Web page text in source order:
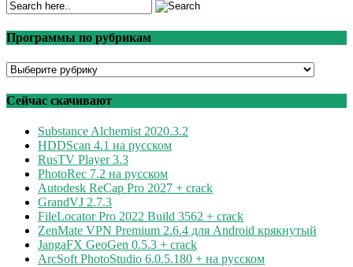
Программы по рубрикам
Программы
рубрикам
Сейчас скачивают
Substance Alchemist 2020.3.2
HDDScan 4.1 на русском
RusTV Player 3.3
PhotoRec 7.2 на русском
Autodesk ReCap Pro 2027 + crack
GrandVJ 2.7.3
FileLocator Pro 2022 Build 3562 + crack
ZenMate VPN Premium 2.6.4 для Android крякнутый
JangaFX GeoGen 0.5.3 + crack
ArcSoft PhotoStudio 6.0.5.180 + на русском